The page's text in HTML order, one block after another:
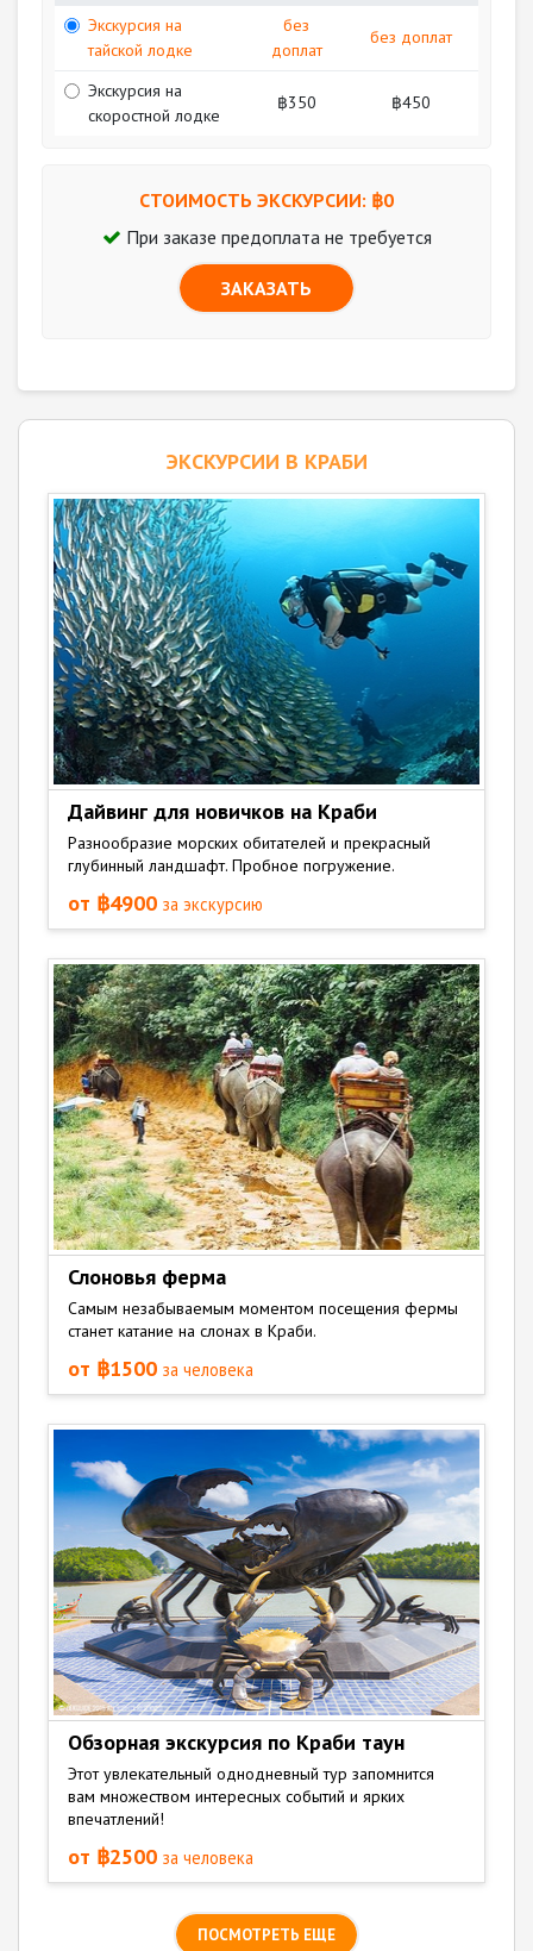
Экскурсия на
тайской лодке
без
доплат
без доплат
Экскурсия на
скоростной лодке
฿350 ฿450
СТОИМОСТЬ ЭКСКУРСИИ: ฿0
При заказе предоплата не требуется
ЗАКАЗАТЬ
ЭКСКУРСИИ В КРАБИ
Дайвинг для новичков на Краби
Разнообразие морских обитателей и прекрасный
глубинный ландшафт. Пробное погружение.
от ฿4900 за экскурсию
Слоновья ферма
Самым незабываемым моментом посещения фермы
станет катание на слонах в Краби.
от ฿1500 за человека
Обзорная экскурсия по Краби таун
Этот увлекательный однодневный тур запомнится
вам множеством интересных событий и ярких
впечатлений!
от ฿2500 за человека
ПОСМОТРЕТЬ ЕЩЕ